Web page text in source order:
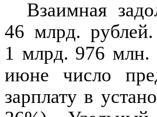
Взаимная
46 млрд.
1 млрд. 976 млн.
июне число
зарплату в